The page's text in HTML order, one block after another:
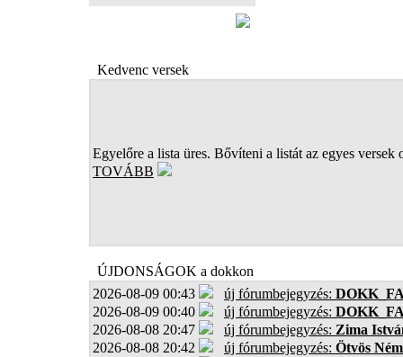
Kedvenc versek
Egyelőre a lista üres. Bővíteni a listát az egyes versek
TOVÁBB
ÚJDONSÁGOK a dokkon
2026-08-09 00:43
új fórumbejegyzés:
2026-08-09 00:40
új fórumbejegyzés:
2026-08-08 20:47
új fórumbejegyzés: Zima
2026-08-08 20:42
új fórumbejegyzés: Ötvös